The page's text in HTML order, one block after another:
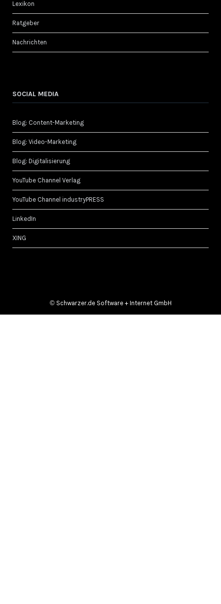
Lexikon
Ratgeber
Nachrichten
SOCIAL MEDIA
Blog: Content-Marketing
Blog: Video-Marketing
Blog: Digitalisierung
YouTube Channel Verlag
YouTube Channel industryPRESS
LinkedIn
XING
© Schwarzer.de Software + Internet GmbH